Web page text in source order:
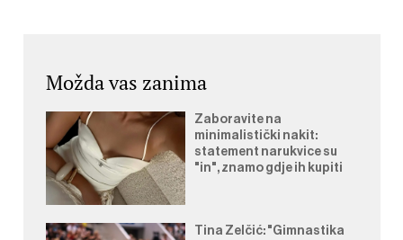
Možda vas zanima
Zaboravite na
minimalistički nakit:
statement narukvice su
"in", znamo gdje ih kupiti
Tina Zelčić: "Gimnastika